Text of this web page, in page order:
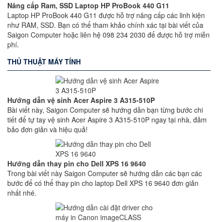
Nâng cấp Ram, SSD Laptop HP ProBook 440 G11
Laptop HP ProBook 440 G11 được hỗ trợ nâng cấp các linh kiện
như RAM, SSD. Bạn có thể tham khảo chính xác tại bài viết của
Saigon Computer hoặc liên hệ 098 234 2030 để được hỗ trợ miễn
phí.
THỦ THUẬT MÁY TÍNH
Hướng dẫn vệ sinh Acer Aspire 3 A315-510P
Bài viết này, Saigon Computer sẽ hướng dẫn bạn từng bước chi
tiết để tự tay vệ sinh Acer Aspire 3 A315-510P ngay tại nhà, đảm
bảo đơn giản và hiệu quả!
Hướng dẫn thay pin cho Dell XPS 16 9640
Trong bài viết này Saigon Computer sẽ hướng dẫn các bạn các
bước để có thể thay pin cho laptop Dell XPS 16 9640 đơn giản
nhất nhé.